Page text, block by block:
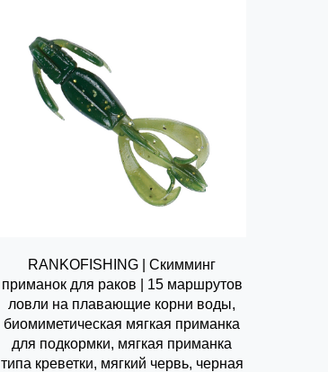
RANKOFISHING | Скимминг
приманок для раков | 15 маршрутов
ловли на плавающие корни воды,
биомиметическая мягкая приманка
для подкормки, мягкая приманка
типа креветки, мягкий червь, черная